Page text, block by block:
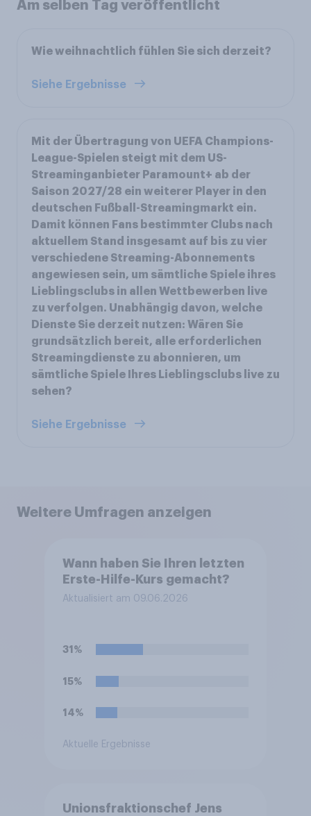
Am selben Tag veröffentlicht
Wie weihnachtlich fühlen Sie sich derzeit?
Siehe Ergebnisse
Mit der Übertragung von UEFA Champions-
League-Spielen steigt mit dem US-
Streaminganbieter Paramount+ ab der
Saison 2027/28 ein weiterer Player in den
deutschen Fußball-Streamingmarkt ein.
Damit können Fans bestimmter Clubs nach
aktuellem Stand insgesamt auf bis zu vier
verschiedene Streaming-Abonnements
angewiesen sein, um sämtliche Spiele ihres
Lieblingsclubs in allen Wettbewerben live
zu verfolgen. Unabhängig davon, welche
Dienste Sie derzeit nutzen: Wären Sie
grundsätzlich bereit, alle erforderlichen
Streamingdienste zu abonnieren, um
sämtliche Spiele Ihres Lieblingsclubs live zu
sehen?
Siehe Ergebnisse
Weitere Umfragen anzeigen
Wann haben Sie Ihren letzten
Erste-Hilfe-Kurs gemacht?
Aktualisiert am 09.06.2026
31%
15%
14%
Aktuelle Ergebnisse
Unionsfraktionschef Jens